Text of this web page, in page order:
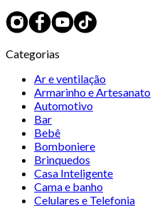
Categorias
Ar e ventilação
Armarinho e Artesanato
Automotivo
Bar
Bebê
Bomboniere
Brinquedos
Casa Inteligente
Cama e banho
Celulares e Telefonia